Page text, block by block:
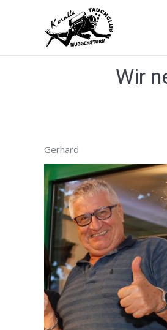
Wir
Gerhard